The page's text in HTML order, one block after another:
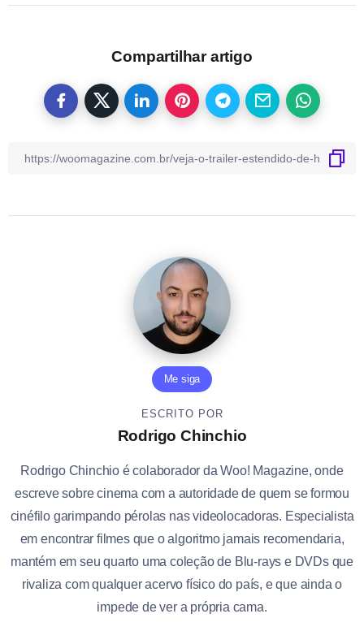
Compartilhar artigo
Me siga
ESCRITO POR
Rodrigo Chinchio
Rodrigo Chinchio é colaborador da Woo! Magazine, onde
escreve sobre cinema com a autoridade de quem se formou
cinéfilo garimpando pérolas nas videolocadoras. Especialista
em encontrar filmes que o algoritmo jamais recomendaria,
mantém em seu quarto uma coleção de Blu-rays e DVDs que
rivaliza com qualquer acervo físico do país, e que ainda o
impede de ver a própria cama.